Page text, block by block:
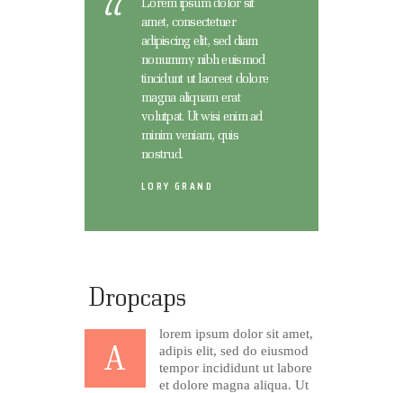
amet, consectetuer
adipiscing elit, sed diam
nonummy nibh euismod
tincidunt ut laoreet dolore
magna aliquam erat
volutpat. Ut wisi enim ad
minim veniam, quis
nostrud.
LORY GRAND
Dropcaps
A
lorem ipsum dolor sit amet,
adipis elit, sed do eiusmod
tempor incididunt ut labore
et dolore magna aliqua. Ut